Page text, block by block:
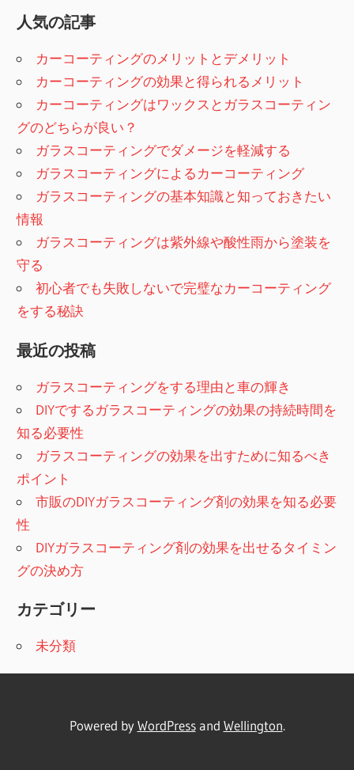
ナ
ゲ
ー
シ
ョ
ン
事
人気の記事
カーコーティングのメリットとデメリット
カーコーティングの効果と得られるメリット
カーコーティングはワックスとガラスコーティン
グのどちらが良い？
ガラスコーティングでダメージを軽減する
ガラスコーティングによるカーコーティング
ガラスコーティングの基本知識と知っておきたい
情報
ガラスコーティングは紫外線や酸性雨から塗装を
守る
初心者でも失敗しないで完璧なカーコーティング
をする秘訣
最近の投稿
ガラスコーティングをする理由と車の輝き
DIYでするガラスコーティングの効果の持続時間を
知る必要性
ガラスコーティングの効果を出すために知るべき
ポイント
市販のDIYガラスコーティング剤の効果を知る必要
性
DIYガラスコーティング剤の効果を出せるタイミン
グの決め方
カテゴリー
未分類
Powered byWordPressand Wellington.